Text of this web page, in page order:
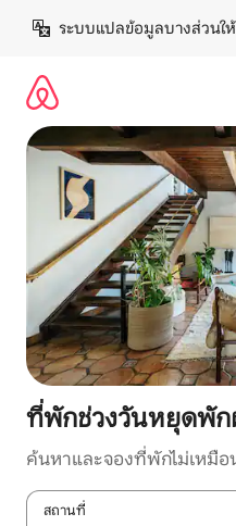
เนื้อหา
ระบบแปลข้อมูลบางส่วนใ
ที่พักช่วงวันหยุดพั
ค้นหาและจองที่พักไม่เหมือ
สถานที่